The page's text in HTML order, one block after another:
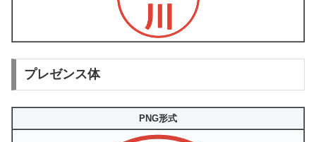
プレゼンス体
PNG形式